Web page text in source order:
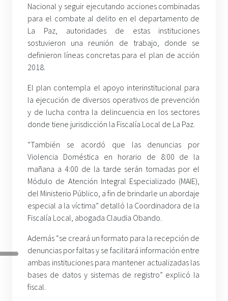
Nacional y seguir ejecutando acciones combinadas
para el combate al delito en el departamento de
La Paz, autoridades de estas instituciones
sostuvieron una reunión de trabajo, donde se
definieron líneas concretas para el plan de acción
2018.
El plan contempla el apoyo interinstitucional para
la ejecución de diversos operativos de prevención
y de lucha contra la delincuencia en los sectores
donde tiene jurisdicción la Fiscalía Local de La Paz.
“También se acordó que las denuncias por
Violencia Doméstica en horario de 8:00 de la
mañana a 4:00 de la tarde serán tomadas por el
Módulo de Atención Integral Especializado (MAIE),
del Ministerio Público, a fin de brindarle un abordaje
especial a la víctima” detalló la Coordinadora de la
Fiscalía Local, abogada Claudia Obando.
Además “se creará un formato para la recepción de
denuncias por faltas y se facilitará información entre
ambas instituciones para mantener actualizadas las
bases de datos y sistemas de registro” explicó la
fiscal.